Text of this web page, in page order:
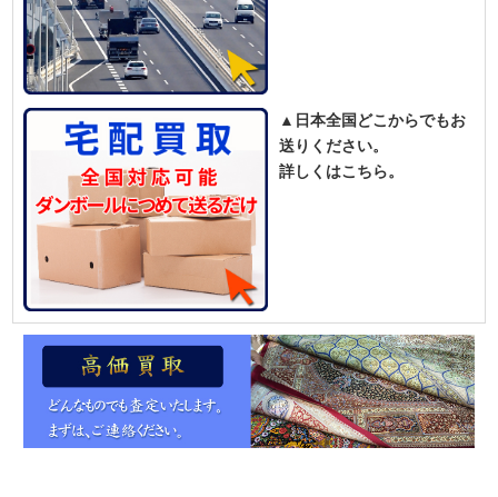
▲日本全国どこからでもお
送りください。
詳しくはこちら。